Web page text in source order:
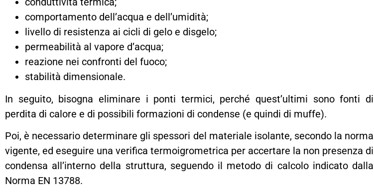
comportamento dell’acqua e dell’umidità;
livello di resistenza ai cicli di gelo e disgelo;
permeabilità al vapore d’acqua;
reazione nei confronti del fuoco;
stabilità dimensionale.
In seguito, bisogna eliminare i ponti termici, perché quest’ultimi sono fonti di
perdita di calore e di possibili formazioni di condense (e quindi di muffe).
Poi, è necessario determinare gli spessori del materiale isolante, secondo la norma
vigente, ed eseguire una verifica termoigrometrica per accertare la non presenza di
condensa all’interno della struttura, seguendo il metodo di calcolo indicato dalla
Norma EN 13788.